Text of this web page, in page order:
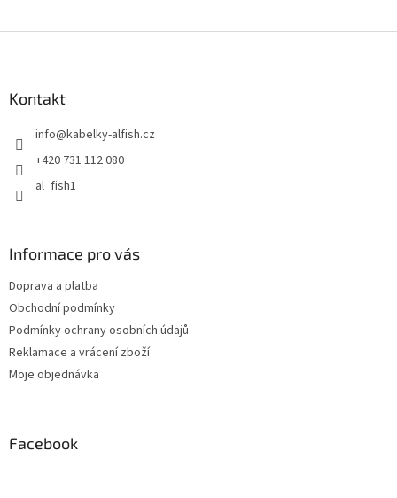
Kontakt
info@kabelky-alfish.cz
+420 731 112 080
al_fish1
Informace pro vás
Doprava a platba
Obchodní podmínky
Podmínky ochrany osobních údajů
Reklamace a vrácení zboží
Moje objednávka
Facebook